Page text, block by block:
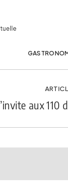
aux 110